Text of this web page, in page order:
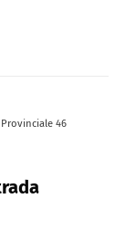
46